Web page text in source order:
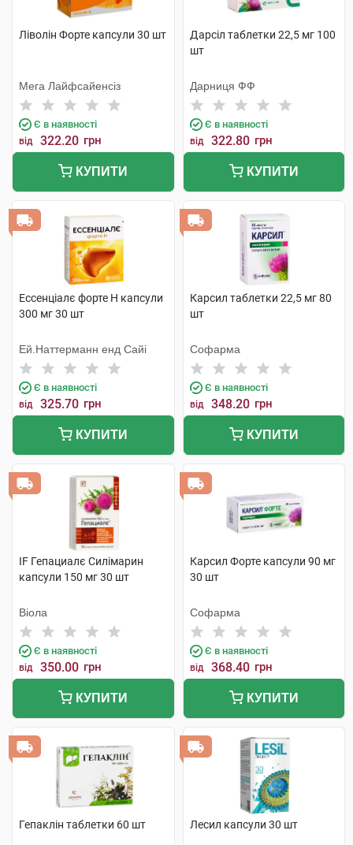
Ліволін Форте капсули 30 шт
Мега Лайфсайенсіз
Є в наявності
від 322.20 грн
КУПИТИ
Дарсіл таблетки 22,5 мг 100
шт
Дарниця ФФ
Є в наявності
від 322.80 грн
КУПИТИ
Ессенціалє форте Н капсули
300 мг 30 шт
Ей.Наттерманн енд Сайі
Є в наявності
від 325.70 грн
КУПИТИ
Карсил таблетки 22,5 мг 80
шт
Софарма
Є в наявності
від 348.20 грн
КУПИТИ
IF Гепациалє Силімарин
капсули 150 мг 30 шт
Віола
Є в наявності
від 350.00 грн
КУПИТИ
Карсил Форте капсули 90 мг
30 шт
Софарма
Є в наявності
від 368.40 грн
КУПИТИ
Гепаклін таблетки 60 шт Лесил капсули 30 шт